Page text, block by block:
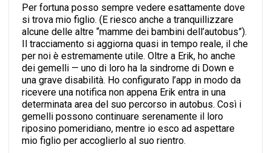
Per fortuna posso sempre vedere esattamente dove
si trova mio figlio. (E riesco anche a tranquillizzare
alcune delle altre “mamme dei bambini dell’autobus”).
Il tracciamento si aggiorna quasi in tempo reale, il che
per noi è estremamente utile. Oltre a Erik, ho anche
dei gemelli — uno di loro ha la sindrome di Down e
una grave disabilità. Ho configurato l’app in modo da
ricevere una notifica non appena Erik entra in una
determinata area del suo percorso in autobus. Così i
gemelli possono continuare serenamente il loro
riposino pomeridiano, mentre io esco ad aspettare
mio figlio per accoglierlo al suo rientro.